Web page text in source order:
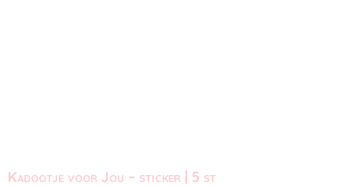
Kadootje voor Jou – sticker | 5 st